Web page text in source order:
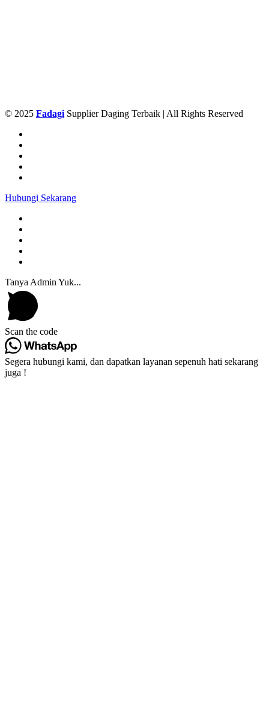
© 2025 Fadagi Supplier Daging Terbaik | All Rights Reserved
Hubungi Sekarang
Tanya Admin Yuk...
Scan the code
Segera hubungi kami, dan dapatkan layanan sepenuh hati sekarang
juga !